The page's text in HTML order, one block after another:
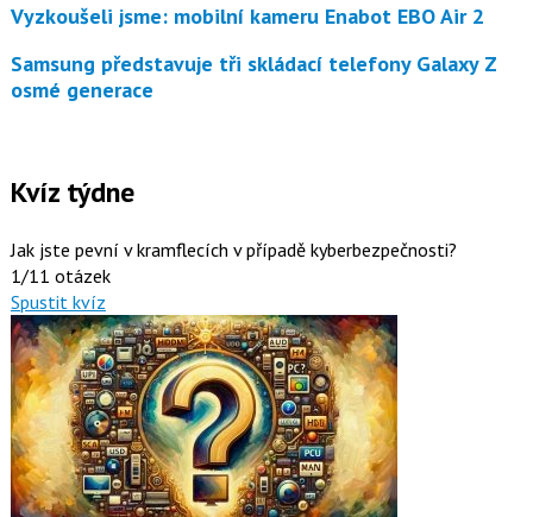
Vyzkoušeli jsme: mobilní kameru Enabot EBO Air 2
Samsung představuje tři skládací telefony Galaxy Z
osmé generace
Kvíz týdne
Jak jste pevní v kramflecích v případě kyberbezpečnosti?
1/11 otázek
Spustit kvíz